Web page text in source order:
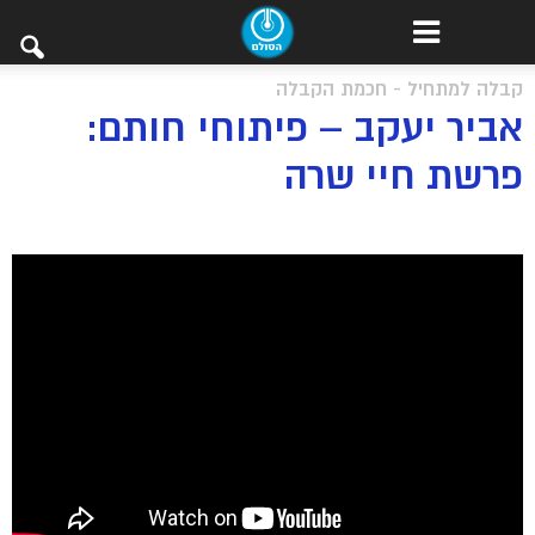
קבלה למתחיל - חכמת הקבלה
אביר יעקב – פיתוחי חותם:
פרשת חיי שרה